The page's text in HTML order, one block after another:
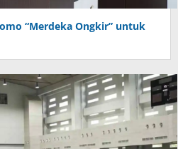
“Merdeka Ongkir” untuk